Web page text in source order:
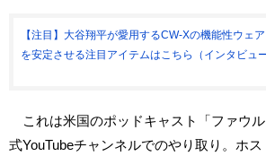
【注目】大谷翔平が愛用するCW-Xの機能性ウ
を安定させる注目アイテムはこちら（インタビュー
これは米国のポッドキャスト「ファウ
式YouTubeチャンネルでのやり取り。ホ